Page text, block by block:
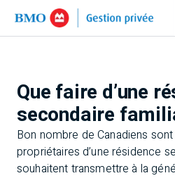
Que faire d’une
secondaire
Bon nombre de Canadiens
propriétaires d’une résidence
souhaitent transmettre à la